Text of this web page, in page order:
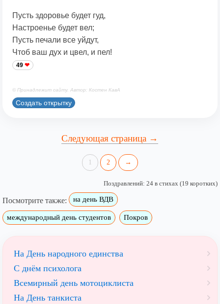
Пусть здоровье будет гуд,
Настроенье будет вел;
Пусть печали все уйдут,
Чтоб ваш дух и цвел, и пел!
49
© Принадлежит сайту. Автор: Костен КавА
Создать открытку
Следующая страница →
1 2 →
Поздравлений: 24 в стихах (19 коротких)
Посмотрите также: на день ВДВ
международный день студентов Покров
На День народного единства
С днём психолога
Всемирный день мотоциклиста
На День танкиста